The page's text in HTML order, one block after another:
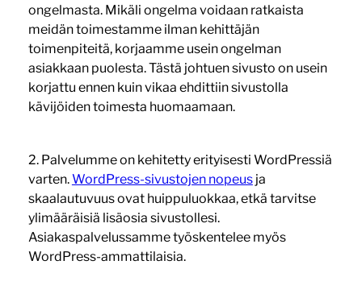
ongelmasta. Mikäli ongelma voidaan ratkaista
meidän toimestamme ilman kehittäjän
toimenpiteitä, korjaamme usein ongelman
asiakkaan puolesta. Tästä johtuen sivusto on usein
korjattu ennen kuin vikaa ehdittiin sivustolla
kävijöiden toimesta huomaamaan.
2. Palvelumme on kehitetty erityisesti WordPressiä
varten.WordPress-sivustojen nopeusja
skaalautuvuus ovat huippuluokkaa, etkä tarvitse
ylimääräisiä lisäosia sivustollesi.
Asiakaspalvelussamme työskentelee myös
WordPress-ammattilaisia.